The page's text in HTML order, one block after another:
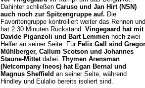
Dahinter schließen Caruso und Jan Hirt (NSN)
auch noch zur Spitzengruppe auf. Die
Favoritengruppe kontrolliert weiter das Rennen und
hat 2:30 Minuten Rückstand. Vingegaard hat mit
Davide Piganzoli und Bart Lemmen noch zwei
Helfer an seiner Seite. Für Felix Gall sind Gregor
Mühlberger, Callum Scotson und Johannes
Staune-Mittetdabei. Thymen Arensman
(Netcompany Ineos) hat Egan Bernal und
Magnus Sheffield an seiner Seite, während
Hindley und Eulalio bereits isoliert sind.